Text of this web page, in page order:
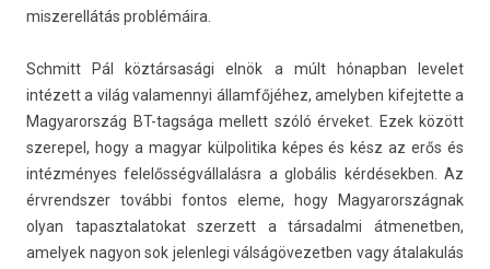
miszerel­látás problémáira.
Schmitt Pál köztársasági elnök a múlt hónap­ban levelet
intézett a világ valamen­nyi államfőjéhez, amelyb­en kifej­tette a
Magyarország BT-tagsága mel­lett szóló érveket. Ezek között
szerepel, hogy a magyar kül­politika képes és kész az erős és
intézményes felelősségvállalásra a globális kér­désekb­en. Az
érvrendsz­er további fon­tos eleme, hogy Magyarország­nak
olyan tapasztalatokat szer­zett a tár­sadal­mi átmenetb­en,
amelyek nagyon sok jelen­legi vál­ságövezetb­en vagy átalakulás